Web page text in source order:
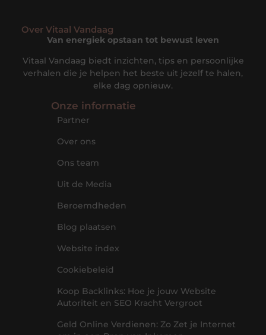
Over Vitaal Vandaag
Van energiek opstaan tot bewust leven
Vitaal Vandaag biedt inzichten, tips en persoonlijke
verhalen die je helpen het beste uit jezelf te halen,
elke dag opnieuw.
Onze informatie
Partner
Over ons
Ons team
Uit de Media
Beroemdheden
Blog plaatsen
Website index
Cookiebeleid
Koop Backlinks: Hoe je jouw Website
Autoriteit en SEO Kracht Vergroot
Geld Online Verdienen: Zo Zet je Internet